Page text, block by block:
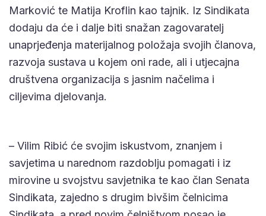
Marković te Matija Kroflin kao tajnik. Iz Sindikata
dodaju da će i dalje biti snažan zagovaratelj
unaprjeđenja materijalnog položaja svojih članova,
razvoja sustava u kojem oni rade, ali i utjecajna
društvena organizacija s jasnim načelima i
ciljevima djelovanja.
– Vilim Ribić će svojim iskustvom, znanjem i
savjetima u narednom razdoblju pomagati i iz
mirovine u svojstvu savjetnika te kao član Senata
Sindikata, zajedno s drugim bivšim čelnicima